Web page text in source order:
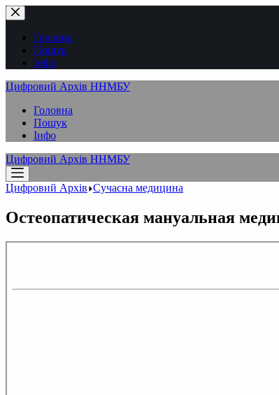
Перейти
до
вмістуГоловна
Пошук
Інфо
Цифровий Архів ННМБУ
Головна
Пошук
Інфо
Цифровий Архів ННМБУ
Цифровий Архів Сучасна медицина
Остеопатическая мануальная